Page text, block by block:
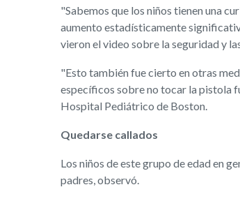
"Sabemos que los niños tienen una
aumento estadísticamente
vieron el video sobre la seguridad y
"Esto también fue cierto en otras
específicos sobre no tocar la pistola
Hospital Pediátrico de Boston.
Quedarse callados
Los niños de este grupo de edad en
padres, observó.